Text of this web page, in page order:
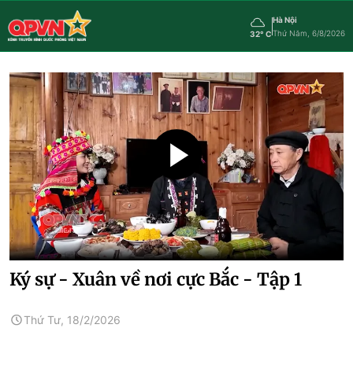
32° C
Hà Nội
Thứ Năm, 6/8/2026
Ký sự - Xuân về nơi cực Bắc - Tập 1
Thứ Tư, 18/2/2026